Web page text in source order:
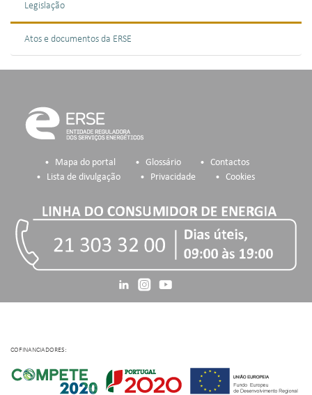
Legislação
Atos e documentos da ERSE
Mapa do portal Glossário
Contactos
Lista de divulgação
Privacidade Cookies
COFINANCIADORES: